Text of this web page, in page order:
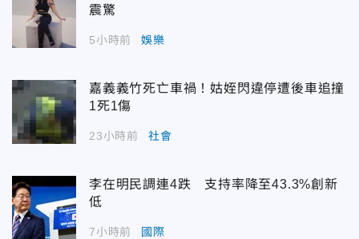
震驚
5小時前 娛樂
嘉義義竹死亡車禍！姑姪閃違停遭後車追撞
1死1傷
23小時前 社會
李在明民調連4跌 支持率降至43.3%創新
低
7小時前 國際